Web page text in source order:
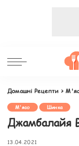
Домашні Рецепти >
М'ясо Шинка
Джамбалайя
13.04.2021